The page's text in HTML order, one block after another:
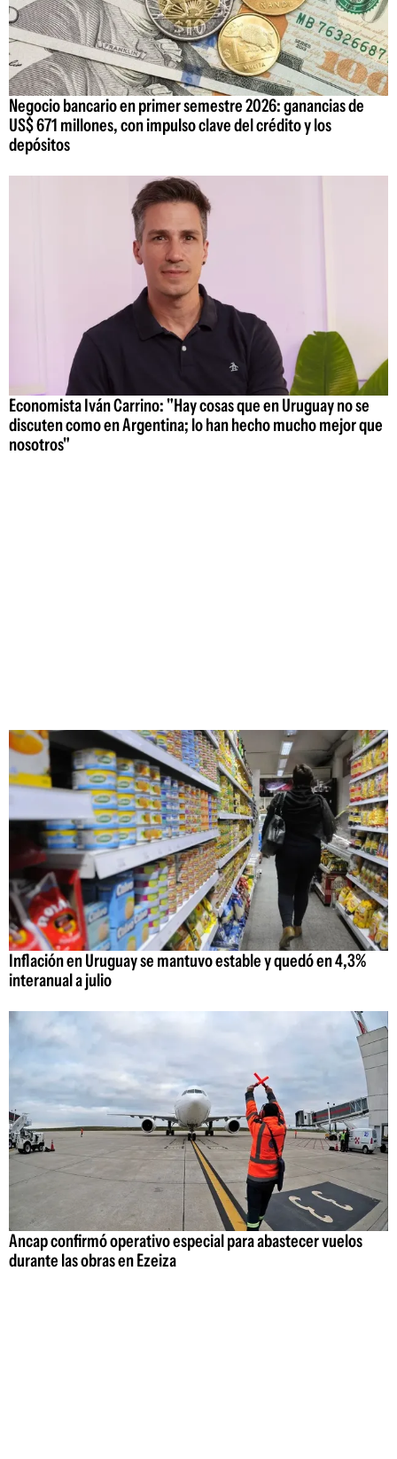
Negocio bancario en primer semestre 2026: ganancias de
US$ 671 millones, con impulso clave del crédito y los
depósitos
Economista Iván Carrino: "Hay cosas que en Uruguay no se
discuten como en Argentina; lo han hecho mucho mejor que
nosotros"
Inflación en Uruguay se mantuvo estable y quedó en 4,3%
interanual a julio
Ancap confirmó operativo especial para abastecer vuelos
durante las obras en Ezeiza